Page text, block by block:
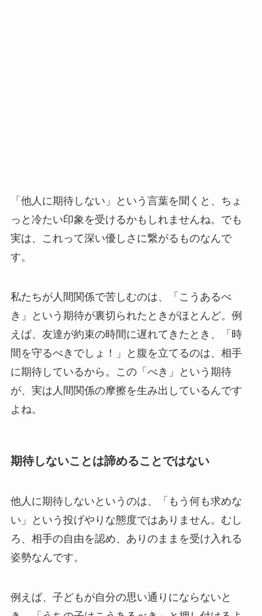
「他人に期待しない」という言葉を聞くと、ちょ
っと冷たい印象を受けるかもしれませんね。でも
実は、これって深い優しさに繋がるものなんで
す。
私たちが人間関係で苦しむのは、「こうあるべ
き」という期待が裏切られたときがほとんど。例
えば、友達が約束の時間に遅れてきたとき、「時
間を守るべきでしょ！」と腹を立てるのは、相手
に期待しているから。この「べき」という期待
が、実は人間関係の摩擦を生み出しているんです
よね。
期待しないことは諦めることではない
他人に期待しないというのは、「もう何も求めな
い」という投げやりな態度ではありません。むし
ろ、相手の自由を認め、ありのままを受け入れる
姿勢なんです。
例えば、子どもが自分の思い通りにならないと